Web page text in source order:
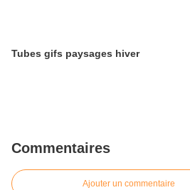
Tubes gifs paysages hiver
Commentaires
Ajouter un commentaire